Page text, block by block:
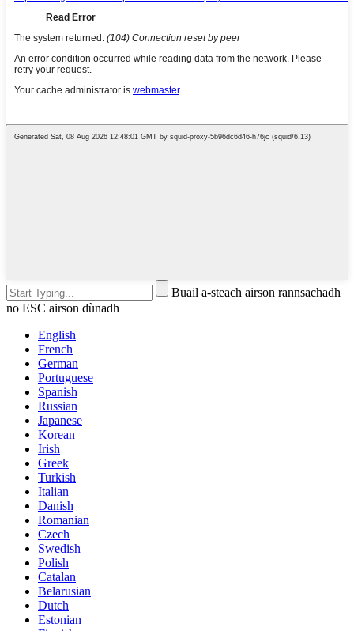
Buail a-steach airson rannsachadh
no ESC airson dùnadh
English
French
German
Portuguese
Spanish
Russian
Japanese
Korean
Irish
Greek
Turkish
Italian
Danish
Romanian
Czech
Swedish
Polish
Catalan
Belarusian
Dutch
Estonian